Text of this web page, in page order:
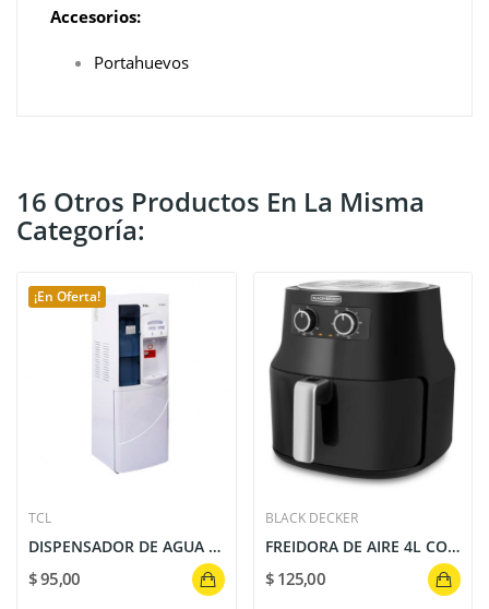
Accesorios:
Portahuevos
16 Otros Productos En La Misma
Categoría:
¡En Oferta!
TCL
DISPENSADOR DE AGUA TY-LDR32 - TCL
$ 95,00
BLACK DECKER
FREIDORA DE AIRE 4L CON RELOJ AUTOMÁTICO 60 MIN...
$ 125,00